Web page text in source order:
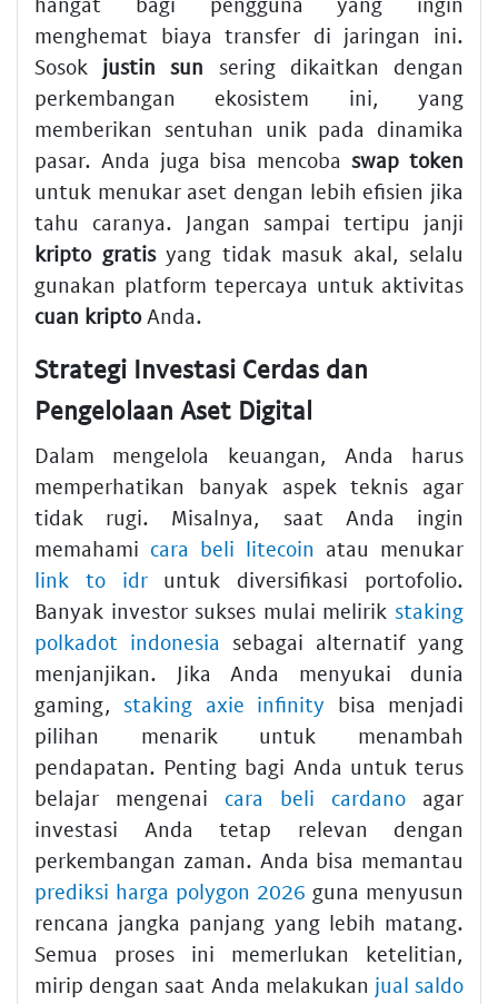
menghemat biaya transfer di jaringan ini.
Sosok justin sun sering dikaitkan dengan
perkembangan ekosistem ini, yang
memberikan sentuhan unik pada dinamika
pasar. Anda juga bisa mencobaswap token
untuk menukar aset dengan lebih efisien jika
tahu caranya. Jangan sampai tertipu janji
kripto gratisyang tidak masuk akal, selalu
gunakan platform tepercaya untuk aktivitas
cuan kriptoAnda.
Strategi Investasi Cerdas dan
Pengelolaan Aset Digital
Dalam mengelola keuangan, Anda harus
memperhatikan banyak aspek teknis agar
tidak rugi. Misalnya, saat Anda ingin
memahami cara beli litecoin atau menukar
link to idruntuk diversifikasi portofolio.
Banyak investor sukses mulai melirik staking
polkadot indonesia sebagai alternatif yang
menjanjikan. Jika Anda menyukai dunia
gaming,staking axie infinity bisa menjadi
pilihan menarik untuk menambah
pendapatan. Penting bagi Anda untuk terus
belajar mengenai cara beli cardano agar
investasi Anda tetap relevan dengan
perkembangan zaman. Anda bisa memantau
prediksi harga polygon 2026 guna menyusun
rencana jangka panjang yang lebih matang.
Semua proses ini memerlukan ketelitian,
mirip dengan saat Anda melakukan jual saldo